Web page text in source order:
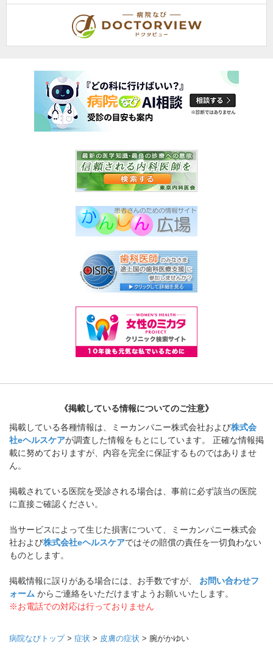
《掲載している情報についてのご注意》
掲載している各種情報は、ミーカンパニー株式会社および株式会
社eヘルスケアが調査した情報をもとにしています。 正確な情報掲
載に努めておりますが、内容を完全に保証するものではありませ
ん。
掲載されている医院を受診される場合は、事前に必ず該当の医院
に直接ご確認ください。
当サービスによって生じた損害について、ミーカンパニー株式会
社および株式会社eヘルスケアではその賠償の責任を一切負わない
ものとします。
掲載情報に誤りがある場合には、お手数ですが、 お問い合わせフ
ォーム からご連絡をいただけますようお願いいたします。
※お電話での対応は行っておりません
病院なびトップ> 症状 > 皮膚の症状 > 腕がかゆい